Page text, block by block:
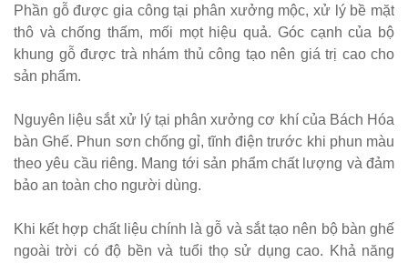
vải bố xanh
xám GLM27-
ghế dành
cafe, cửa
hàng tại
Tp.HCM
Ghế chân
xoay mặt
Phần gỗ được gia công tại phân xưởng mộc, xử lý bề mặt
thô và chống thấm, mối mọt hiệu quả. Góc cạnh của bộ
khung gỗ được trà nhám thủ công tạo nên giá trị cao cho
sản phẩm.
Nguyên liệu sắt xử lý tại phân xưởng cơ khí của Bách Hóa
bàn Ghế. Phun sơn chống gỉ, tĩnh điện trước khi phun màu
theo yêu cầu riêng. Mang tới sản phẩm chất lượng và đảm
bảo an toàn cho người dùng.
Khi kết hợp chất liệu chính là gỗ và sắt tạo nên bộ bàn ghế
ngoài trời có độ bền và tuổi thọ sử dụng cao. Khả năng